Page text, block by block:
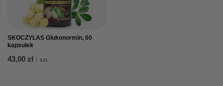
SKOCZYLAS Glukonormin, 60
kapsułek
43,00 zł / szt.